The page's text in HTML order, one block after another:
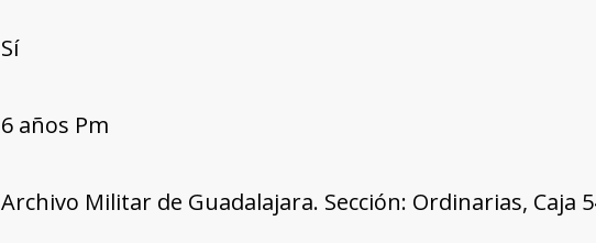
Sí
6 años Pm
Archivo Militar de Guadalajara. Sección: Ordinarias, Caja